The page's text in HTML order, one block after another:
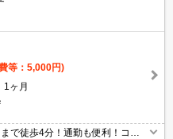
等：5,000円)
1ヶ月
で徒歩4分！通勤も便利！コン